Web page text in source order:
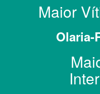
Maior
Olaria-